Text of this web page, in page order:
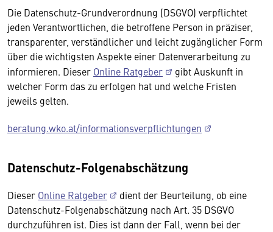
Die Datenschutz-Grundverordnung (DSGVO) verpflichtet
jeden Verantwortlichen, die betroffene Person in präziser,
transparenter, verständlicher und leicht zugänglicher Form
über die wichtigsten Aspekte einer Datenverarbeitung zu
informieren. Dieser Online Ratgeber
gibt Auskunft in
welcher Form das zu erfolgen hat und welche Fristen
jeweils gelten.
beratung.wko.at/informationsverpflichtungen
Datenschutz-Folgenabschätzung
Dieser Online Ratgeber
dient der Beurteilung, ob eine
Datenschutz-Folgenabschätzung nach Art. 35 DSGVO
durchzuführen ist. Dies ist dann der Fall, wenn bei der